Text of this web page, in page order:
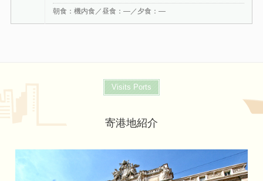
朝食：機内食／昼食：―／夕食：―
Visits Ports
寄港地紹介